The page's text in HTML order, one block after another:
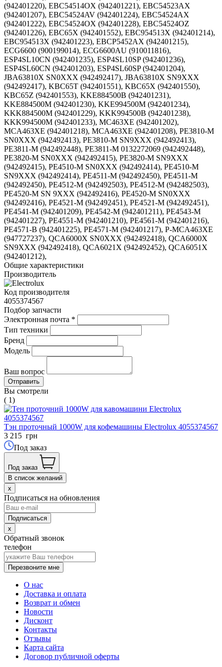
(942401220), EBC54514OX (942401221), EBC54523AX
(942401207), EBC54524AV (942401224), EBC54524AX
(942401222), EBC54524OX (942401228), EBC54524OZ
(942401226), EBC65X (942401552), EBC954513X (942401214),
EBC954513X (942401223), EBCP5452AX (942401215),
ECG6600 (900199014), ECG6600AU (910011816),
ESP4SL10CN (942401235), ESP4SL10SP (942401236),
ESP4SL60CN (942401203), ESP4SL60SP (942401204),
JBA63810X SN0XXX (942492417), JBA63810X SN9XXX
(942492417), KBC65T (942401551), KBC65X (942401550),
KBC65Z (942401553), KKE884500B (942401231),
KKE884500M (942401230), KKE994500M (942401234),
KKK884500M (942401229), KKK994500B (942401238),
KKK994500M (942401233), MC463XE (942401202),
MCA463XE (942401218), MCA463XE (942401208), PE3810-M
SN0XXX (942492413), PE3810-M SN9XXX (942492413),
PE3811-M (942492448), PE3811-M 0132272069 (942492448),
PE3820-M SN0XXX (942492415), PE3820-M SN9XXX
(942492415), PE4510-M SN0XXX (942492414), PE4510-M
SN9XXX (942492414), PE4511-M (942492450), PE4511-M
(942492450), PE4512-M (942492503), PE4512-M (942482503),
PE4520-M SN 9XXX (942492416), PE4520-M SN0XXX
(942492416), PE4521-M (942492451), PE4521-M (942492451),
PE4541-M (942401209), PE4542-M (942401211), PE4543-M
(942401227), PE4551-M (942401210), PE4561-M (942401216),
PE4571-B (942401225), PE4571-M (942401217), P-MCA463XE
(947727237), QCA6000X SN0XXX (942492418), QCA6000X
SN9XXX (942492418), QCA6021X (942492452), QCA6051X
(942401212),
Общие характеристики
Производитель
Код производителя
4055374567
Подбор запчасти
Электронная почта *
Тип техники
Бренд
Модель
Ваш вопрос
Вы смотрели
( 1)
Тэн проточный 1000W для кофемашины Electrolux 4055374567
3 215 грн
Под заказ
Под заказ
В список желаний
x
Подписаться на обновления
x
Обратный звонок
телефон
Перезвоните мне
О нас
Доставка и оплата
Возврат и обмен
Новости
Дисконт
Контакты
Отзывы
Карта сайта
Договор публичной оферты